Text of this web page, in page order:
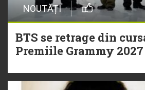
NOUTĂȚI
BTS se retrage din
Premiile Grammy 2027